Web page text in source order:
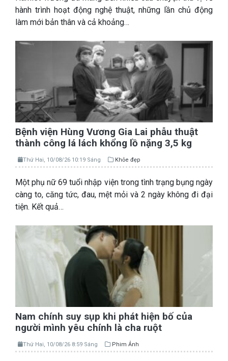
hành trình hoạt động nghệ thuật, những lần chủ động
làm mới bản thân và cả khoảng…
Bệnh viện Hùng Vương Gia Lai phẫu thuật
thành công lá lách khổng lồ nặng 3,5 kg
Thứ Hai, 10/08/26 10:19 Sáng Khỏe đẹp
Một phụ nữ 69 tuổi nhập viện trong tình trạng bụng ngày
càng to, căng tức, đau, mệt mỏi và 2 ngày không đi đại
tiện. Kết quả…
Nam chính suy sụp khi phát hiện bố của
người mình yêu chính là cha ruột
Thứ Hai, 10/08/26 8:59 Sáng Phim Ảnh